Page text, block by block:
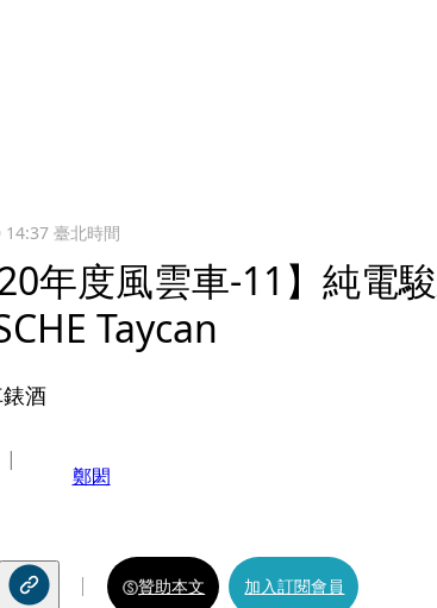
14:37臺北時間
年度風雲車-11】純電駿
Taycan
酒
鄭閎
贊助本文 加入訂閱會員